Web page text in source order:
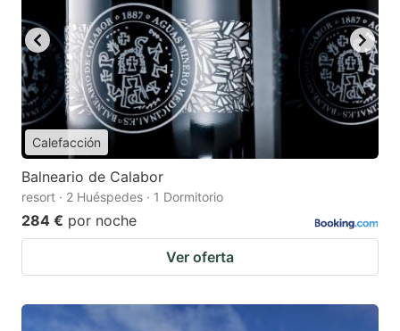
Calefacción
Balneario de Calabor
resort · 2 Huéspedes · 1 Dormitorio
284 € por noche
Ver oferta